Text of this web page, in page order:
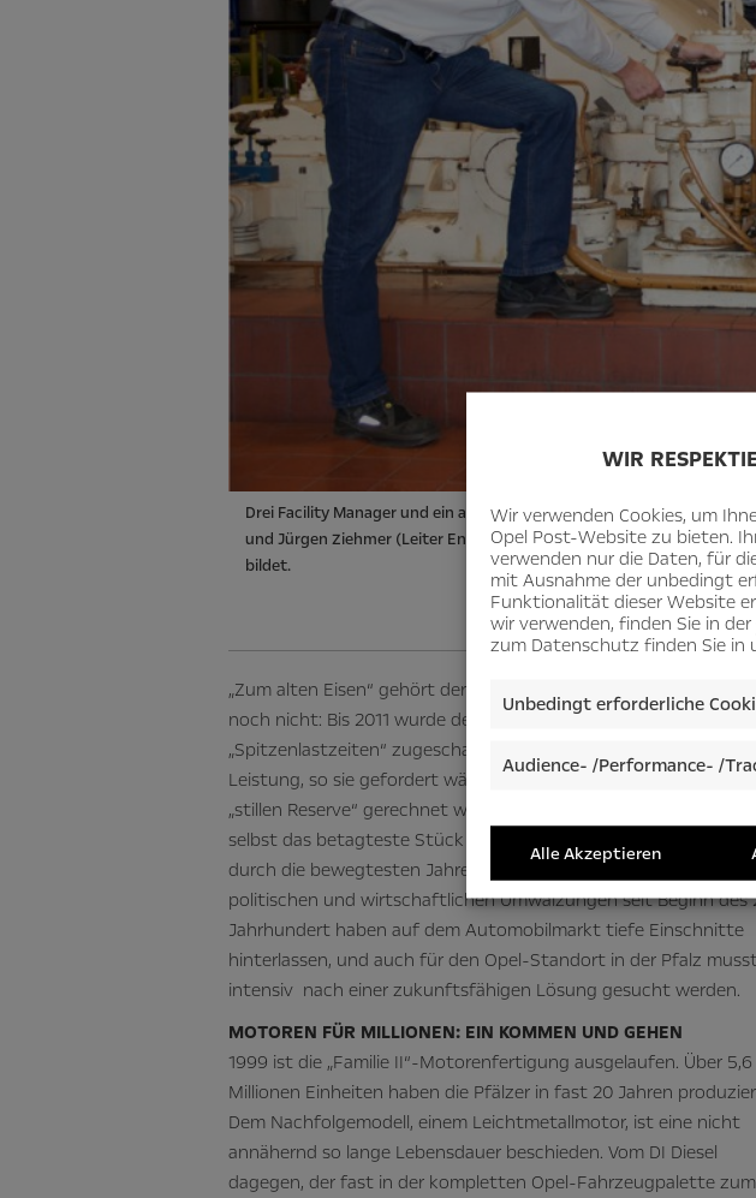
WIR
Wir verwenden Cookies, um
Opel Post-Website zu bieten.
verwenden nur die Daten, für
mit Ausnahme der unbedingt
Funktionalität dieser Website
wir verwenden, finden Sie in der
zum Datenschutz finden Sie in
Unbedingt erforderliche
Audience- /Performance- /
Alle Akzeptieren
Drei Facility Manager und ein alter Bekannter (v.l.): Max Rübel
und Jürgen Ziehmer (Leiter Energieversogung) besuchen den
bildet.
„Zum alten Eisen“ gehört der Verdichter aus den Anfangszeiten
noch nicht: Bis 2011 wurde der rüstige Druckluftkompressor in
„Spitzenlastzeiten“ zugeschaltet. Auch heute noch brächte er
Leistung, so sie gefordert wäre – daher darf er guten
„stillen Reserve“ gerechnet werden. Und er ist ein Beleg dafür,
selbst das betagteste Stück Technik mitgeholfen hat, den
durch die bewegtesten Jahre seiner Geschichte zu führen. Die
politischen und wirtschaftlichen Umwälzungen seit Beginn des
Jahrhundert haben auf dem Automobilmarkt tiefe Einschnitte
hinterlassen, und auch für den Opel-Standort in der Pfalz
intensiv nach einer zukunftsfähigen Lösung gesucht werden.
MOTOREN FÜR MILLIONEN: EIN KOMMEN UND GEHEN
1999 ist die „Familie II“-Motorenfertigung ausgelaufen. Über 5,6
Millionen Einheiten haben die Pfälzer in fast 20 Jahren
Dem Nachfolgemodell, einem Leichtmetallmotor, ist eine nicht
annähernd so lange Lebensdauer beschieden. Vom DI Diesel
dagegen, der fast in der kompletten Opel-Fahrzeugpalette zum